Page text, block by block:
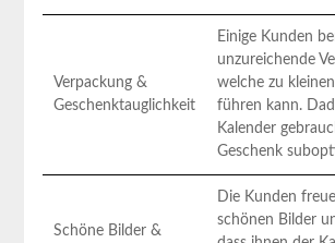
Verpackung &
Geschenktauglichkeit
Einige Kunden
unzureichende
welche zu
führen kann.
Kalender
Geschenk
Schöne Bilder &
Die Kunden
schönen Bilder